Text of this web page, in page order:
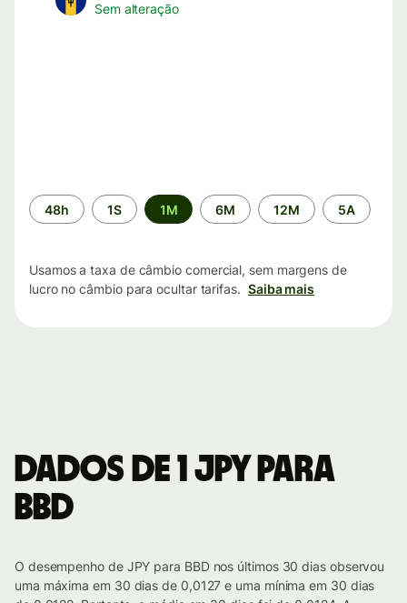
Sem alteração
Período
de
48h 1S 1M 6M 12M 5A
Usamos a taxa de câmbio comercial, sem margens de
lucro no câmbio para ocultar tarifas. Saiba mais
Dados de 1 JPY para
BBD
O desempenho de JPY para BBD nos últimos 30 dias observou
uma máxima em 30 dias de 0,0127 e uma mínima em 30 dias